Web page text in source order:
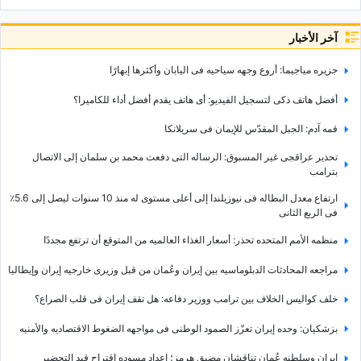
آخر الأخبار
جزیره میاجیما: أروع وجهه سیاحیه فی الیابان وأکثرها إبهارًا
أفضل هاتف ذکی لتسجیل الفیدیو: أی هاتف یقدم أفضل أداء للکامیرا؟
قمه آدم: الجبل المقدّس للإیمان فی سریلانکا
تحذیر عراقجی غیر المسبوق: الرساله التی دفعت محمد بن سلمان إلى الاتصال
بترامب
ارتفاع معدل البطاله فی نیوزیلندا إلى أعلى مستوى له منذ 10 سنوات لیصل إلى 5.6٪
فی الربع الثانی
منظمه الأمم المتحده تحذر: أسعار الغذاء العالمیه من المتوقع أن ترتفع مجددًا
مراجعه المحادثات الدبلوماسیه بین إیران وعُمان من قبل وزیری خارجیه إیران وإیطالیا
خلف کوالیس الخلاف بین ترامب ووزیر دفاعه: هل تقف إیران فی قلب الصراع؟
بزشکیان: وحده إیران تعزّز الصمود الوطنی فی مواجهه الضغوط الاقتصادیه والأمنیه
إیران وسلطنه عُمان تناقشان مضیق هرمز؛ إعداد مسوده اقتراح قید التحضیر